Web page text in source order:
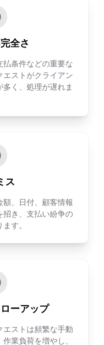
全さ
払条件などの重要な
ストがクライアン
多く、処理が遅れま
ス
、日付、顧客情報
招き、支払い紛争の
す。
ーアップ
ストは頻繁な手動
業負荷を増やし、